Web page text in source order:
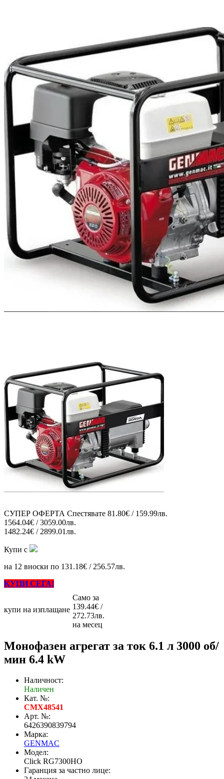
СУПЕР ОФЕРТА Спестявате 81.80€ / 159.99лв.
1564.04€ / 3059.00лв.
1482.24€ / 2899.01лв.
Купи с
на 12 вноски по 131.18€ / 256.57лв.
КУПИ СЕГА!
купи на изплащане
Само за
139.44€ /
272.73лв.
на месец
Монофазен агрегат за ток 6.1 л 3000 об/
мин 6.4 kW
Наличност:
Наличен
Кат. №:
CMX48541
Арт. №:
6426390839794
Марка:
GENMAC
Модел:
Click RG7300HO
Гаранция за частно лице: